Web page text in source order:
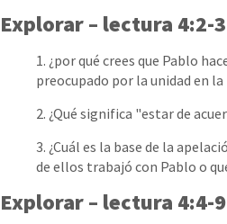
Explorar – lectura 4:2-
1. ¿por qué crees que Pablo
preocupado por la unidad en
2. ¿Qué significa "estar de
3. ¿Cuál es la base de la
de ellos trabajó con Pablo o
Explorar – lectura 4:4-